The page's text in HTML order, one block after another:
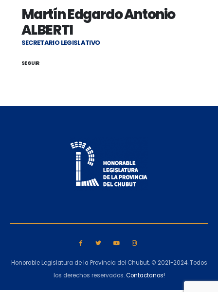
Martín Edgardo Antonio
ALBERTI
SECRETARIO LEGISLATIVO
SEGUIR
Honorable Legislatura de la Provincia del Chubut. © 2021-2024. Todos
los derechos reservados.Contactanos!